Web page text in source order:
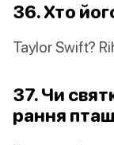
36. Хто
Taylor Swift?
37. Чи
рання